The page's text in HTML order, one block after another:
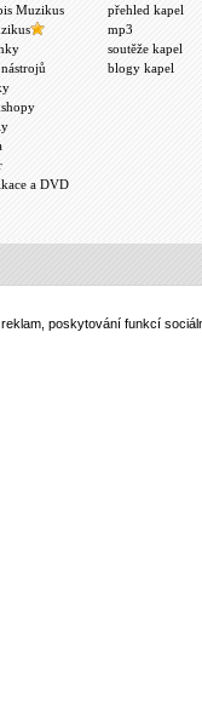
Muzikus
a DVD
přehled kapel
mp3
soutěže kapel
blogy kapel
poskytování funkcí